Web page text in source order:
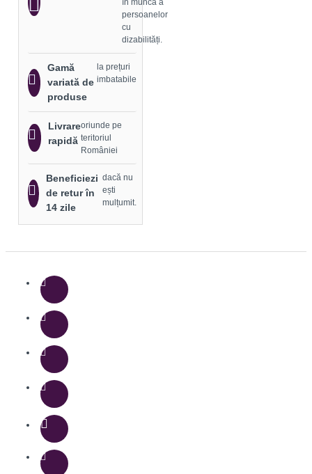
în muncă a
persoanelor
cu
dizabilități.
Gamă
variată de
produse
la prețuri
imbatabile
Livrare
rapidă
oriunde pe
teritoriul
României
Beneficiezi
de retur în
14 zile
dacă nu
ești
mulțumit.